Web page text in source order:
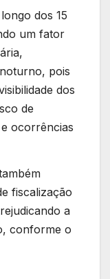
dos 15
um fator
pois
dos
de
ocorrências
fiscalização
a
conforme o